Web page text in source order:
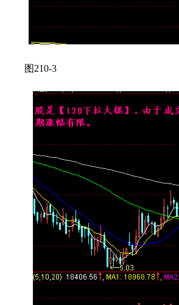
图210-3